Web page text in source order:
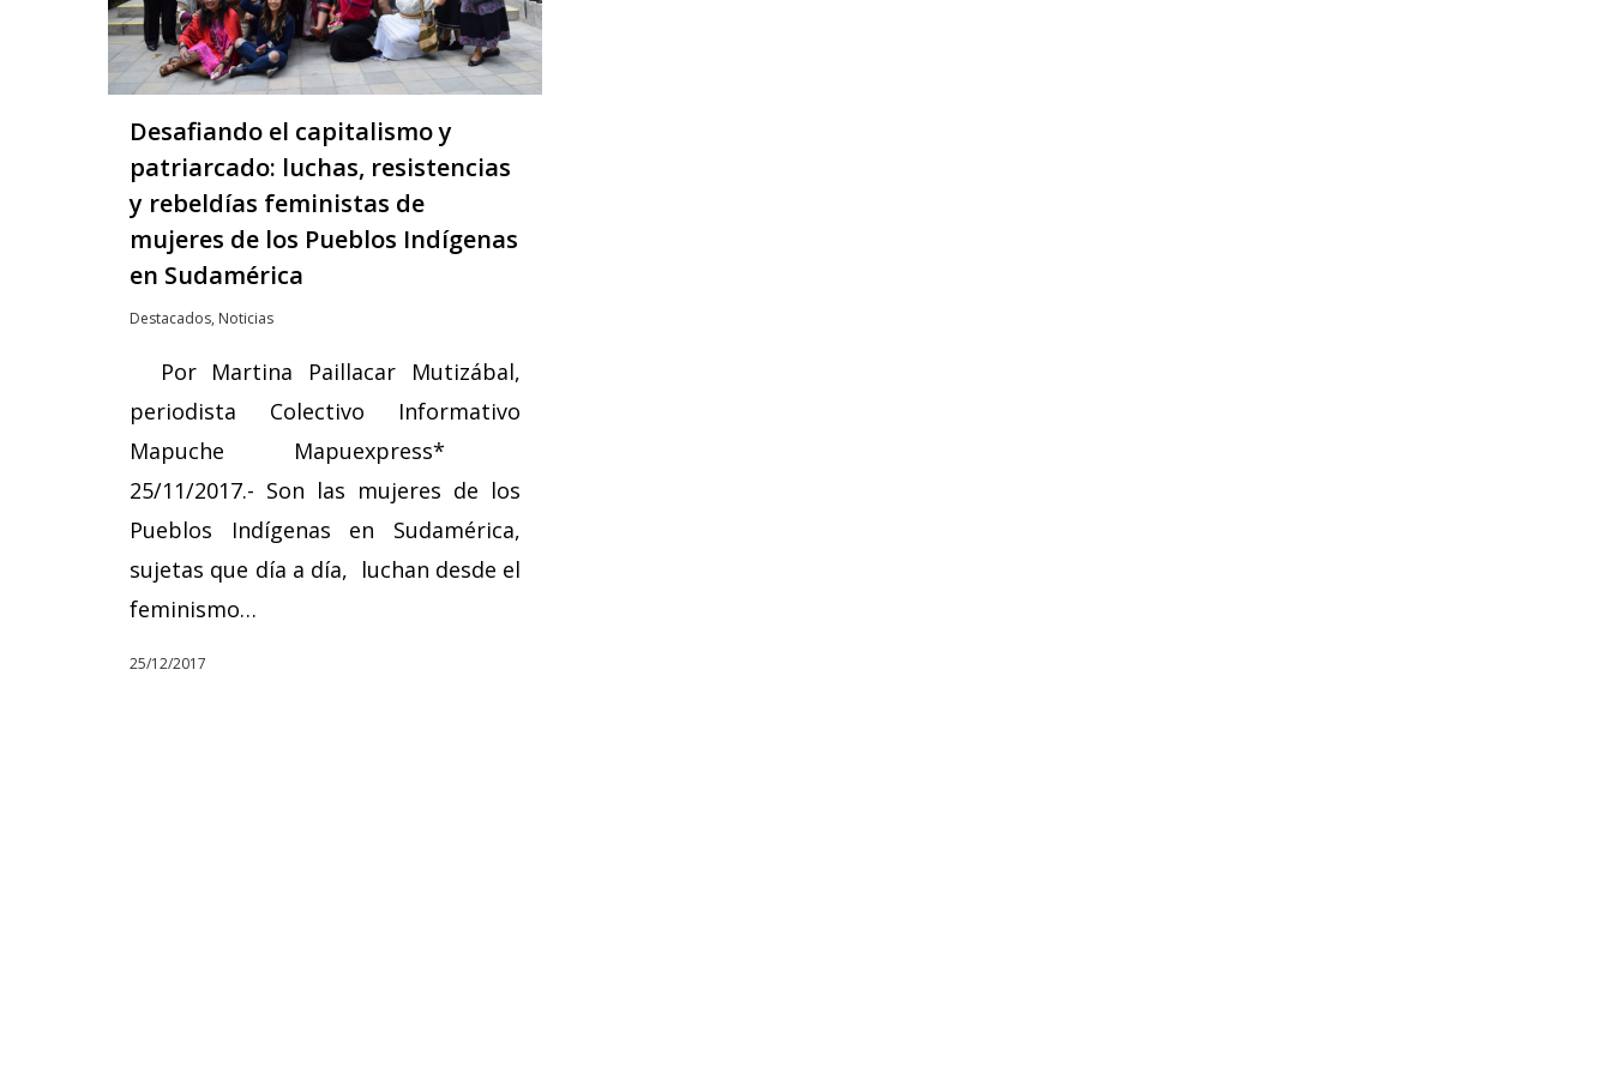
Desafiando el capitalismo y
patriarcado: luchas, resistencias
y rebeldías feministas de
mujeres de los Pueblos Indígenas
en Sudamérica
Destacados, Noticias
Por Martina Paillacar Mutizábal,
periodista Colectivo Informativo
Mapuche Mapuexpress*
25/11/2017.- Son las mujeres de los
Pueblos Indígenas en Sudamérica,
sujetas que día a día, luchan desde el
feminismo…
25/12/2017